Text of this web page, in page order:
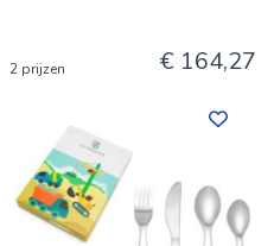
2 prijzen € 164,27